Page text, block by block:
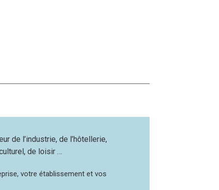
de l’industrie, de l’hôtellerie,
de loisir …
votre établissement et vos